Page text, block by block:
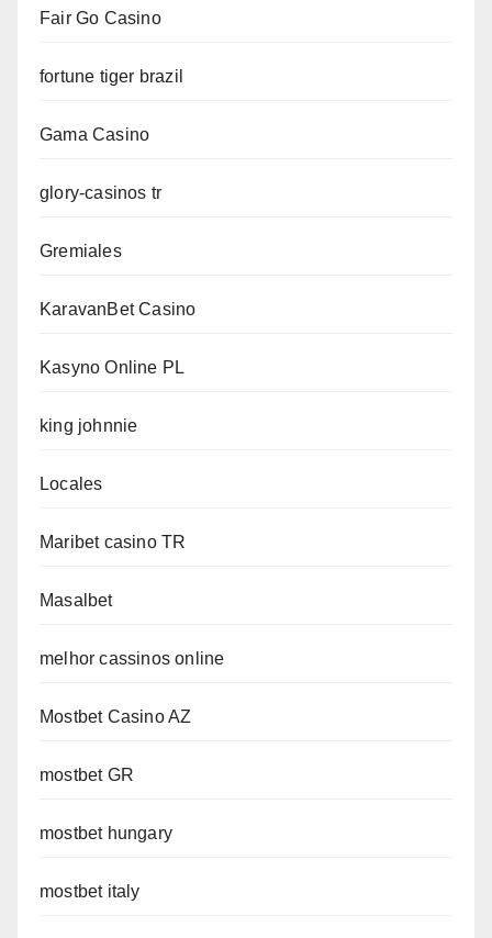
Fair Go Casino
fortune tiger brazil
Gama Casino
glory-casinos tr
Gremiales
KaravanBet Casino
Kasyno Online PL
king johnnie
Locales
Maribet casino TR
Masalbet
melhor cassinos online
Mostbet Casino AZ
mostbet GR
mostbet hungary
mostbet italy